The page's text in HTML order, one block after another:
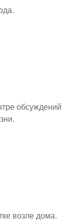
обсуждений
возле дома.